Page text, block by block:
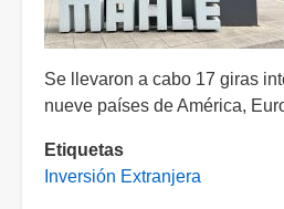
Se llevaron a cabo 17 giras
nueve países de América,
Etiquetas
Inversión Extranjera